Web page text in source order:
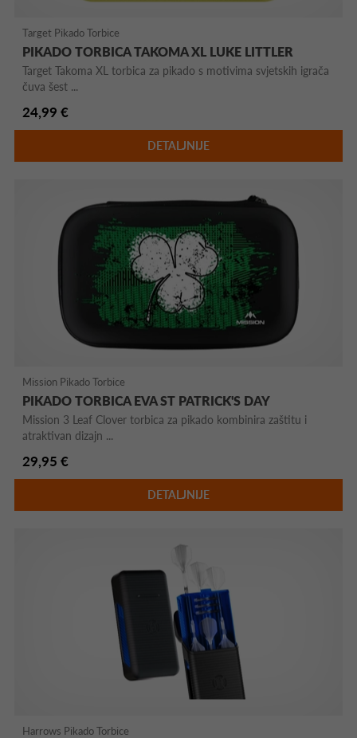
Target Pikado Torbice
PIKADO TORBICA TAKOMA XL LUKE LITTLER
Target Takoma XL torbica za pikado s motivima svjetskih igrača
čuva šest ...
24,99 €
DETALJNIJE
Mission Pikado Torbice
PIKADO TORBICA EVA ST PATRICK'S DAY
Mission 3 Leaf Clover torbica za pikado kombinira zaštitu i
atraktivan dizajn ...
29,95 €
DETALJNIJE
Harrows Pikado Torbice